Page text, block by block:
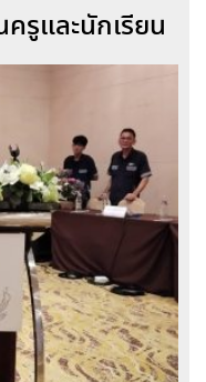
รูและนักเรียน